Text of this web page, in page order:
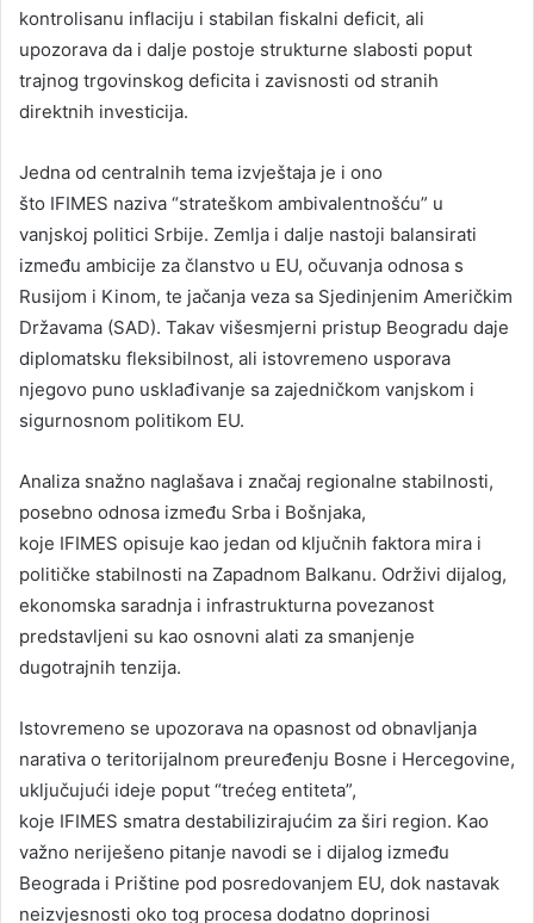
kontrolisanu inflaciju i stabilan fiskalni deficit, ali
upozorava da i dalje postoje strukturne slabosti poput
trajnog trgovinskog deficita i zavisnosti od stranih
direktnih investicija.
Jedna od centralnih tema izvještaja je i ono
što IFIMES naziva “strateškom ambivalentnošću” u
vanjskoj politici Srbije. Zemlja i dalje nastoji balansirati
između ambicije za članstvo u EU, očuvanja odnosa s
Rusijom i Kinom, te jačanja veza sa Sjedinjenim Američkim
Državama (SAD). Takav višesmjerni pristup Beogradu daje
diplomatsku fleksibilnost, ali istovremeno usporava
njegovo puno usklađivanje sa zajedničkom vanjskom i
sigurnosnom politikom EU.
Analiza snažno naglašava i značaj regionalne stabilnosti,
posebno odnosa između Srba i Bošnjaka,
koje IFIMES opisuje kao jedan od ključnih faktora mira i
političke stabilnosti na Zapadnom Balkanu. Održivi dijalog,
ekonomska saradnja i infrastrukturna povezanost
predstavljeni su kao osnovni alati za smanjenje
dugotrajnih tenzija.
Istovremeno se upozorava na opasnost od obnavljanja
narativa o teritorijalnom preuređenju Bosne i Hercegovine,
uključujući ideje poput “trećeg entiteta”,
koje IFIMES smatra destabilizirajućim za širi region. Kao
važno neriješeno pitanje navodi se i dijalog između
Beograda i Prištine pod posredovanjem EU, dok nastavak
neizvjesnosti oko tog procesa dodatno doprinosi